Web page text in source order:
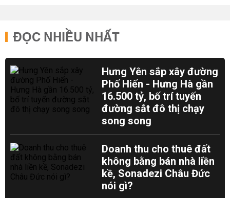
ĐỌC NHIỀU NHẤT
Hưng Yên sắp xây đường
Phố Hiến - Hưng Hà gần
16.500 tỷ, bố trí tuyến
đường sắt đô thị chạy
song song
Doanh thu cho thuê đất
không bằng bán nhà liền
kề, Sonadezi Châu Đức
nói gì?